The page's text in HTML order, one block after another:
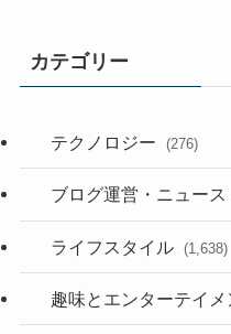
カテゴリー
テクノロジー (276)
(36)
(187)
ブログ運営・ニュース
(118)
(181)
ライフスタイル (1,638)
(394)
趣味とエンターテイメ